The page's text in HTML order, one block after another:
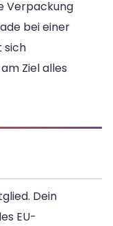
Verpackung
bei einer
sich
Ziel alles
Dein
EU-